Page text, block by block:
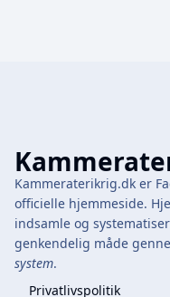
Kammeraterikrig.dk er
officielle hjemmeside.
indsamle og
genkendelig måde
system.
Privatlivspolitik